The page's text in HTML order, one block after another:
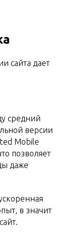
сайта дает
средний
версии
Mobile
позволяет
даже
в значит